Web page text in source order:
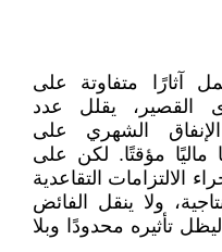
آثارًا متفاوتة على
القصير، يقلل عدد
الشهري على
ماليًا مؤقتًا. لكن على
الالتزامات التقاعدية
ولا ينقل الفائض
تأثيره محدودًا وبلا